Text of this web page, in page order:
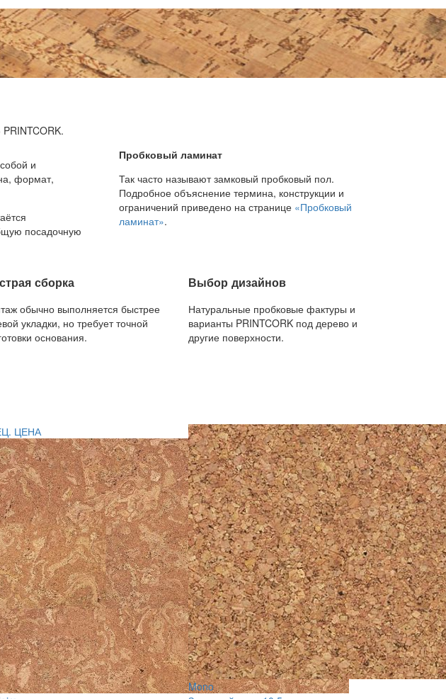
и
формат,
посадочную
Пробковый ламинат
Так часто называют замковый пробковый пол.
Подробное объяснение термина, конструкции и
ограничений приведено на странице «Пробковый
ламинат».
сборка
обычно выполняется быстрее
укладки, но требует точной
основания.
Выбор дизайнов
Натуральные пробковые фактуры и
варианты PRINTCORK под дерево и
другие поверхности.
ЦЕНА
Mono